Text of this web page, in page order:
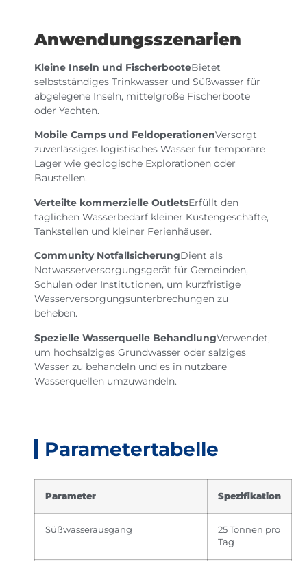
Anwendungsszenarien
Kleine Inseln und FischerbooteBietet
selbstständiges Trinkwasser und Süßwasser für
abgelegene Inseln, mittelgroße Fischerboote
oder Yachten.
Mobile Camps und FeldoperationenVersorgt
zuverlässiges logistisches Wasser für temporäre
Lager wie geologische Explorationen oder
Baustellen.
Verteilte kommerzielle OutletsErfüllt den
täglichen Wasserbedarf kleiner Küstengeschäfte,
Tankstellen und kleiner Ferienhäuser.
Community NotfallsicherungDient als
Notwasserversorgungsgerät für Gemeinden,
Schulen oder Institutionen, um kurzfristige
Wasserversorgungsunterbrechungen zu
beheben.
Spezielle Wasserquelle BehandlungVerwendet,
um hochsalziges Grundwasser oder salziges
Wasser zu behandeln und es in nutzbare
Wasserquellen umzuwandeln.
Parametertabelle
Parameter Spezifikation
Süßwasserausgang
25 Tonnen pro
Tag